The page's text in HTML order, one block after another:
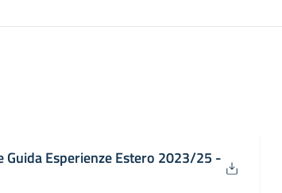
Esperienze Estero 2023/25 -